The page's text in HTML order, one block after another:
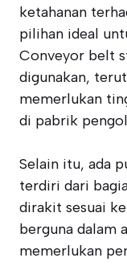
ketahanan
pilihan ideal
Conveyor belt
digunakan,
memerlukan
di pabrik
Selain itu, ada
terdiri dari
dirakit sesuai
berguna dalam
memerlukan